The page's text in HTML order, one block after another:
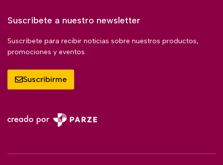
Suscríbete a nuestro newsletter
Suscríbete para recibir noticias sobre nuestros productos,
promociones y eventos.
Suscribirme